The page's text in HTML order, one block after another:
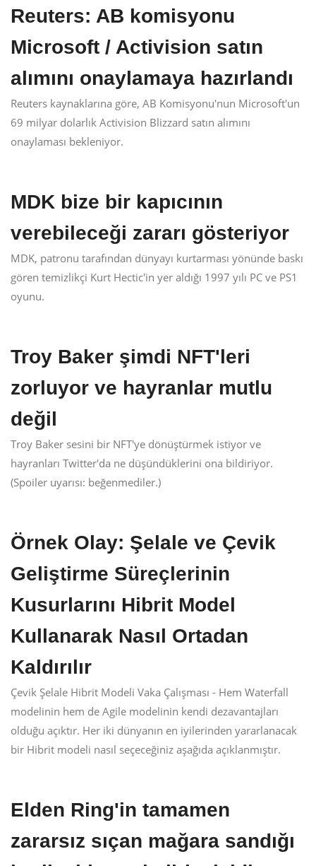
Reuters: AB komisyonu
Microsoft / Activision satın
alımını onaylamaya hazırlandı
Reuters kaynaklarına göre, AB Komisyonu'nun Microsoft'un
69 milyar dolarlık Activision Blizzard satın alımını
onaylaması bekleniyor.
MDK bize bir kapıcının
verebileceği zararı gösteriyor
MDK, patronu tarafından dünyayı kurtarması yönünde baskı
gören temizlikçi Kurt Hectic'in yer aldığı 1997 yılı PC ve PS1
oyunu.
Troy Baker şimdi NFT'leri
zorluyor ve hayranlar mutlu
değil
Troy Baker sesini bir NFT'ye dönüştürmek istiyor ve
hayranları Twitter'da ne düşündüklerini ona bildiriyor.
(Spoiler uyarısı: beğenmediler.)
Örnek Olay: Şelale ve Çevik
Geliştirme Süreçlerinin
Kusurlarını Hibrit Model
Kullanarak Nasıl Ortadan
Kaldırılır
Çevik Şelale Hibrit Modeli Vaka Çalışması - Hem Waterfall
modelinin hem de Agile modelinin kendi dezavantajları
olduğu açıktır. Her iki dünyanın en iyilerinden yararlanacak
bir Hibrit modeli nasıl seçeceğiniz aşağıda açıklanmıştır.
Elden Ring'in tamamen
zararsız sıçan mağara sandığı